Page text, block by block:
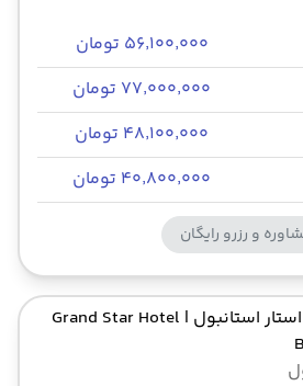
۵۶٬۱۰۰٬۰۰۰ تومان
۷۷٬۰۰۰٬۰۰۰ تومان
۴۸٬۱۰۰٬۰۰۰ تومان
۴۰٬۸۰۰٬۰۰۰ تومان
و رزرو رایگان
استانبول | Grand Star Hotel